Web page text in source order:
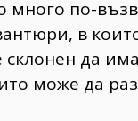
много по-
в
склонен да
може да